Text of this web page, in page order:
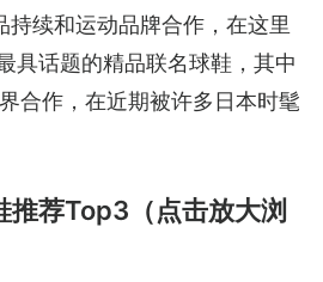
续和运动品牌合作，在这里
具话题的精品联名球鞋，其中
合作，在近期被许多日本时髦
推荐Top3（点击放大浏